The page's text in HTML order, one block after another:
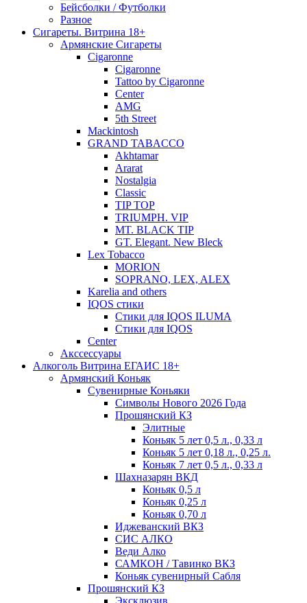
Бейсболки / Футболки
Разное
Сигареты. Витрина 18+
Армянские Сигареты
Cigaronne
Cigaronne
Tattoo by Cigaronne
Center
AMG
5th Street
Mackintosh
GRAND TABACCO
Akhtamar
Ararat
Nostalgia
Classic
TIP TOP
TRIUMPH. VIP
MT. BLACK TIP
GT. Elegant. New Bleck
Lex Tobacco
MORION
SOPRANO, LEX, ALEX
Karelia and others
IQOS стики
Стики для IQOS ILUMA
Стики для IQOS
Сenter
Акссессуары
Алкоголь Витрина ЕГАИС 18+
Армянский Коньяк
Сувенирные Коньяки
Символы Нового 2026 Года
Прошянский КЗ
Элитные
Коньяк 5 лет 0,5 л., 0,33 л
Коньяк 5 лет 0,18 л., 0,25 л.
Коньяк 7 лет 0,5 л., 0,33 л
Шахназарян ВКД
Коньяк 0,5 л
Коньяк 0,25 л
Коньяк 0,70 л
Иджеванский ВКЗ
СИС АЛКО
Веди Алко
САМКОН / Тавинко ВКЗ
Коньяк сувенирный Сабля
Прошянский КЗ
Эксклюзив